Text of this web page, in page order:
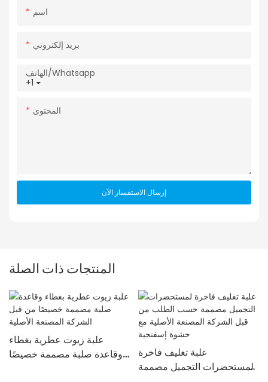
اسم
بريد إلكتروني
+1
الهاتف/whatsapp
المحتوى
إرسال الاستفسار الآن
المنتجات ذات الصلة
علبة زيوت عطرية بغطاء
وقاعدة صلبة مصممة خصيصًا
علبة تغليف فاخرة
لمستحضرات التجميل مصممة